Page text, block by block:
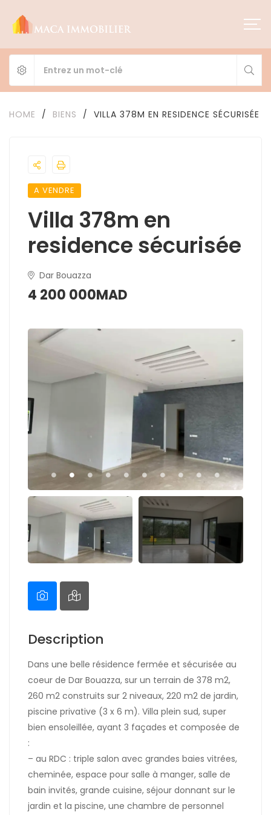
HOME / BIENS / VILLA 378M EN RESIDENCE SÉCURISÉE
A VENDRE
Villa 378m en
residence sécurisée
Dar Bouazza
4 200 000MAD
Description
Dans une belle résidence fermée et sécurisée au
coeur de Dar Bouazza, sur un terrain de 378 m2,
260 m2 construits sur 2 niveaux, 220 m2 de jardin,
piscine privative (3 x 6 m). Villa plein sud, super
bien ensoleillée, ayant 3 façades et composée de
:
– au RDC : triple salon avec grandes baies vitrées,
cheminée, espace pour salle à manger, salle de
bain invités, grande cuisine, séjour donnant sur le
jardin et la piscine, une chambre de personnel